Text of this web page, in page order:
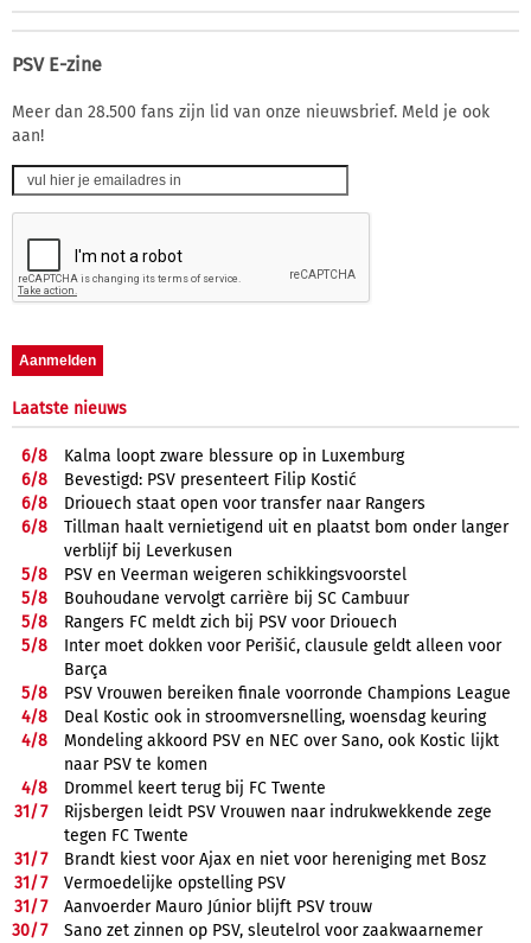
PSV E-zine
Meer dan 28.500 fans zijn lid van onze nieuwsbrief. Meld je ook
aan!
Laatste nieuws
6/8
Kalma loopt zware blessure op in Luxemburg
6/8
Bevestigd: PSV presenteert Filip Kostić
6/8
Driouech staat open voor transfer naar Rangers
6/8
Tillman haalt vernietigend uit en plaatst bom onder langer
verblijf bij Leverkusen
5/8
PSV en Veerman weigeren schikkingsvoorstel
5/8
Bouhoudane vervolgt carrière bij SC Cambuur
5/8
Rangers FC meldt zich bij PSV voor Driouech
5/8
Inter moet dokken voor Perišić, clausule geldt alleen voor
Barça
5/8
PSV Vrouwen bereiken finale voorronde Champions League
4/8
Deal Kostic ook in stroomversnelling, woensdag keuring
4/8
Mondeling akkoord PSV en NEC over Sano, ook Kostic lijkt
naar PSV te komen
4/8
Drommel keert terug bij FC Twente
31/7
Rijsbergen leidt PSV Vrouwen naar indrukwekkende zege
tegen FC Twente
31/7
Brandt kiest voor Ajax en niet voor hereniging met Bosz
31/7
Vermoedelijke opstelling PSV
31/7
Aanvoerder Mauro Júnior blijft PSV trouw
30/7
Sano zet zinnen op PSV, sleutelrol voor zaakwaarnemer